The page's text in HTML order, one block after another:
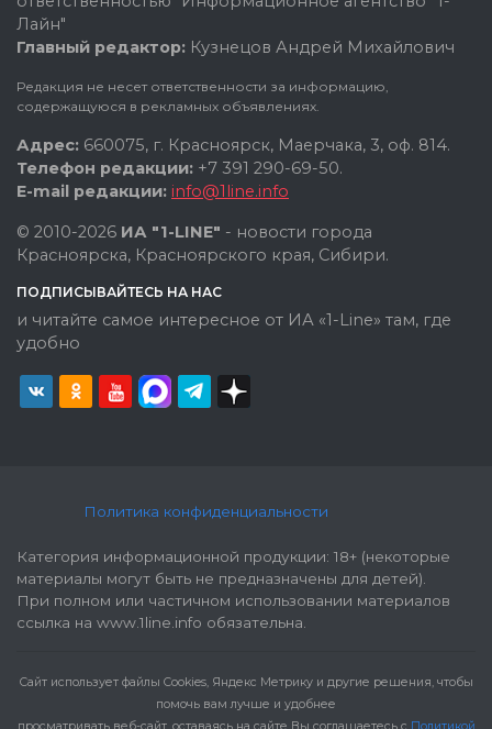
Лайн"
Главный редактор: Кузнецов Андрей Михайлович
Редакция не несет ответственности за информацию,
содержащуюся в рекламных объявлениях.
Адрес: 660075, г. Красноярск, Маерчака, 3, оф. 814.
Телефон редакции: +7 391 290-69-50.
E-mail редакции: info@1line.info
© 2010-2026 ИА "1-LINE" - новости города
Красноярска, Красноярского края, Сибири.
ПОДПИСЫВАЙТЕСЬ НА НАС
и читайте самое интересное от ИА «1-Line» там, где
удобно
Политика конфиденциальности
Категория информационной продукции: 18+ (некоторые
материалы могут быть не предназначены для детей).
При полном или частичном использовании материалов
ссылка на www.1line.info обязательна.
Cайт использует файлы Cookies, Яндекс Метрику и другие решения, чтобы
помочь вам лучше и удобнее